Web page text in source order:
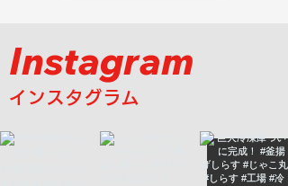
Instagram
インスタグラム